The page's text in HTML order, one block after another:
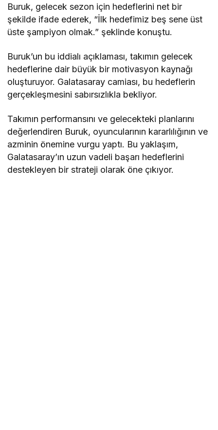
Buruk, gelecek sezon için hedeflerini net bir
şekilde ifade ederek, “İlk hedefimiz beş sene üst
üste şampiyon olmak.” şeklinde konuştu.
Buruk’un bu iddialı açıklaması, takımın gelecek
hedeflerine dair büyük bir motivasyon kaynağı
oluşturuyor. Galatasaray camiası, bu hedeflerin
gerçekleşmesini sabırsızlıkla bekliyor.
Takımın performansını ve gelecekteki planlarını
değerlendiren Buruk, oyuncularının kararlılığının ve
azminin önemine vurgu yaptı. Bu yaklaşım,
Galatasaray’ın uzun vadeli başarı hedeflerini
destekleyen bir strateji olarak öne çıkıyor.